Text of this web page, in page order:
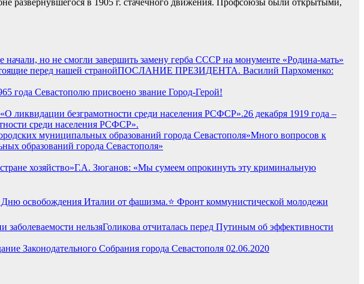
развернувшегося в 1905 г. стачечного движения. Профсоюзы были открытыми,
начали, но не смогли завершить замену герба СССР на монументе «Родина-мать»
ПОСЛАНИЕ ПРЕЗИДЕНТА. Василий Пархоменко:
года Севастополю присвоено звание Город-Герой!
26 декабря 1919 года –
среди населения РСФСР».
Много вопросов к
образований города Севастополя»
Г.А. Зюганов: «Мы сумеем опрокинуть эту криминальную
⭐️ Фронт коммунистической молодежи
Голикова отчиталась перед Путиным об эффективности
Законодательного Собрания города Севастополя 02.06.2020